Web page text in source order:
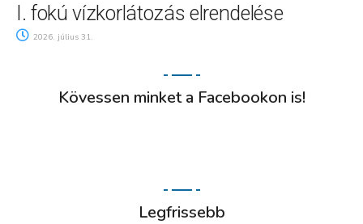
I. fokú vízkorlátozás elrendelése
2026. július 31.
Kövessen minket a Facebookon is!
Legfrissebb